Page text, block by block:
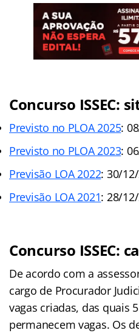
Concurso ISSEC:
Previsto no PLOA 2025:
Previsto no PLOA 2023:
Previsão LOA 2022: 30/
Previsão LOA 2021: 28/
Concurso ISSEC:
De acordo com a
cargo de Procurador
vagas criadas, das quais
permanecem vagas. Os